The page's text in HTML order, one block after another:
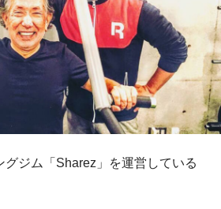
ジム「Sharez」を運営している